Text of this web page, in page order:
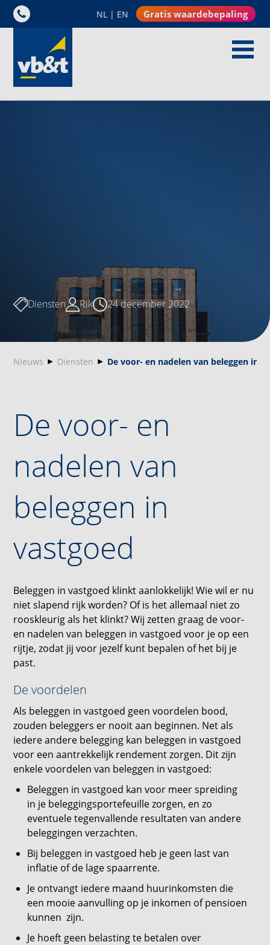
NL | EN Gratis waardebepaling
Diensten Rik 24 december 2022
Nieuws Diensten De voor- en nadelen van beleggen in
De voor- en
nadelen van
beleggen in
vastgoed
Beleggen in vastgoed klinkt aanlokkelijk! Wie wil er nu
niet slapend rijk worden? Of is het allemaal niet zo
rooskleurig als het klinkt? Wij zetten graag de voor-
en nadelen van beleggen in vastgoed voor je op een
rijtje, zodat jij voor jezelf kunt bepalen of het bij je
past.
De voordelen
Als beleggen in vastgoed geen voordelen bood,
zouden beleggers er nooit aan beginnen. Net als
iedere andere belegging kan beleggen in vastgoed
voor een aantrekkelijk rendement zorgen. Dit zijn
enkele voordelen van beleggen in vastgoed:
Beleggen in vastgoed kan voor meer spreiding
in je beleggingsportefeuille zorgen, en zo
eventuele tegenvallende resultaten van andere
beleggingen verzachten.
Bij beleggen in vastgoed heb je geen last van
inflatie of de lage spaarrente.
Je ontvangt iedere maand huurinkomsten die
een mooie aanvulling op je inkomen of pensioen
kunnen zijn.
Je hoeft geen belasting te betalen over